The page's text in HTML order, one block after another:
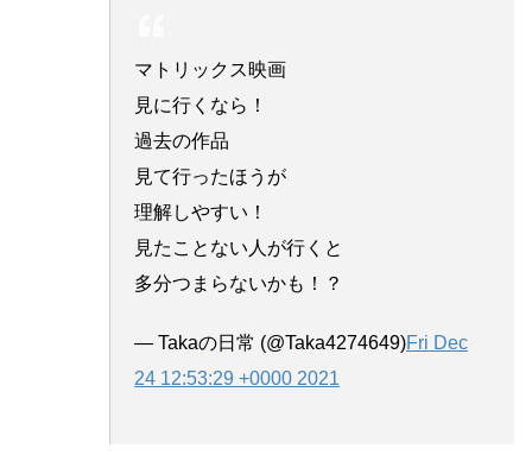
マトリックス映画
見に行くなら！
過去の作品
見て行ったほうが
理解しやすい！
見たことない人が行くと
多分つまらないかも！？
— Takaの日常 (@Taka4274649)Fri Dec
24 12:53:29 +0000 2021